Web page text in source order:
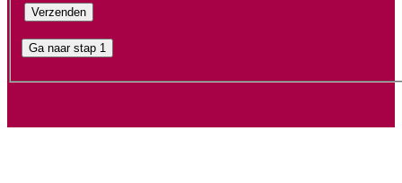
Ga naar stap 1